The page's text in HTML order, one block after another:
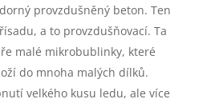
provzdušněný beton. Ten
a to provzdušňovací. Ta
malé mikrobublinky, které
do mnoha malých dílků.
velkého kusu ledu, ale více